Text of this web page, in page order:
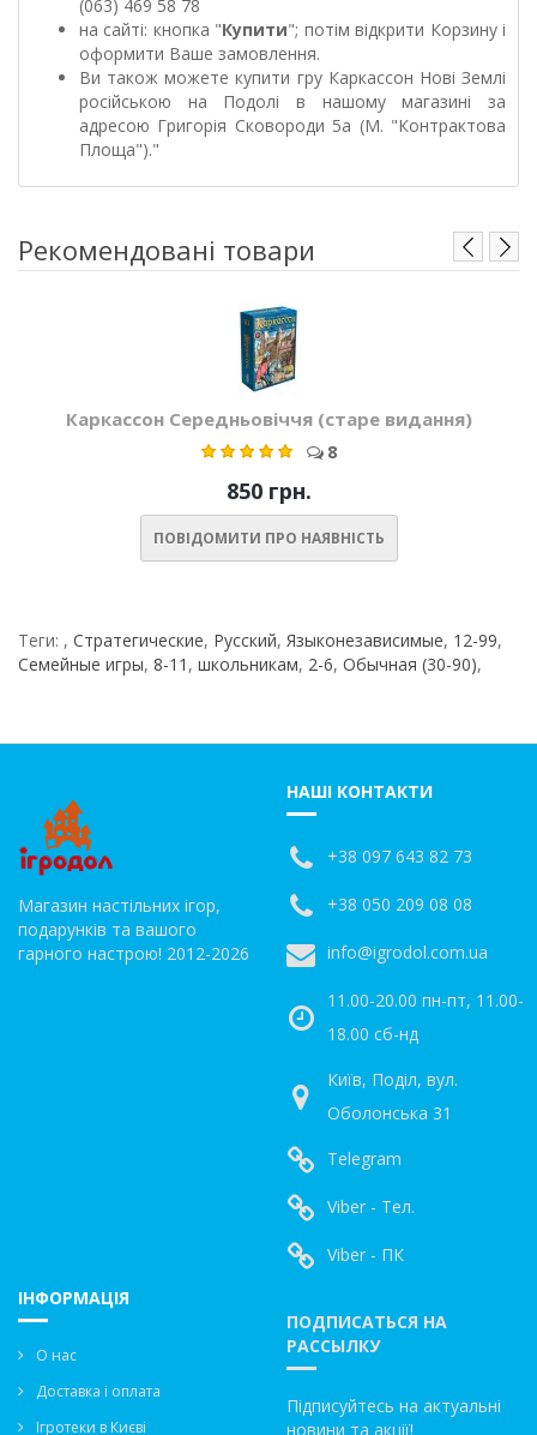
(063) 469 58 78
на сайті: кнопка "Купити"; потім відкрити Корзину і
оформити Ваше замовлення.
Ви також можете купити гру Каркассон Нові Землі
російською на Подолі в нашому магазині за
адресою Григорія Сковороди 5а (М. "Контрактова
Площа")."
Рекомендовані товари
Каркассон Середньовіччя (старе видання)
8
850 грн.
ПОВІДОМИТИ ПРО НАЯВНІСТЬ
Теги: , Стратегические, Русский, Языконезависимые, 12-99,
Семейные игры, 8-11 , школьникам, 2-6, Обычная (30-90),
Магазин настільних ігор,
подарунків та вашого
гарного настрою! 2012-2026
НАШІ КОНТАКТИ
+38 097 643 82 73
+38 050 209 08 08
info@igrodol.com.ua
11.00-20.00 пн-пт, 11.00-
18.00 сб-нд
Київ, Поділ, вул.
Оболонська 31
Telegram
Viber - Тел.
Viber - ПК
ІНФОРМАЦІЯ
О нас
Доставка і оплата
Ігротеки в Києві
ПОДПИСАТЬСЯ НА
РАССЫЛКУ
Підписуйтесь на актуальні
новини та акції!